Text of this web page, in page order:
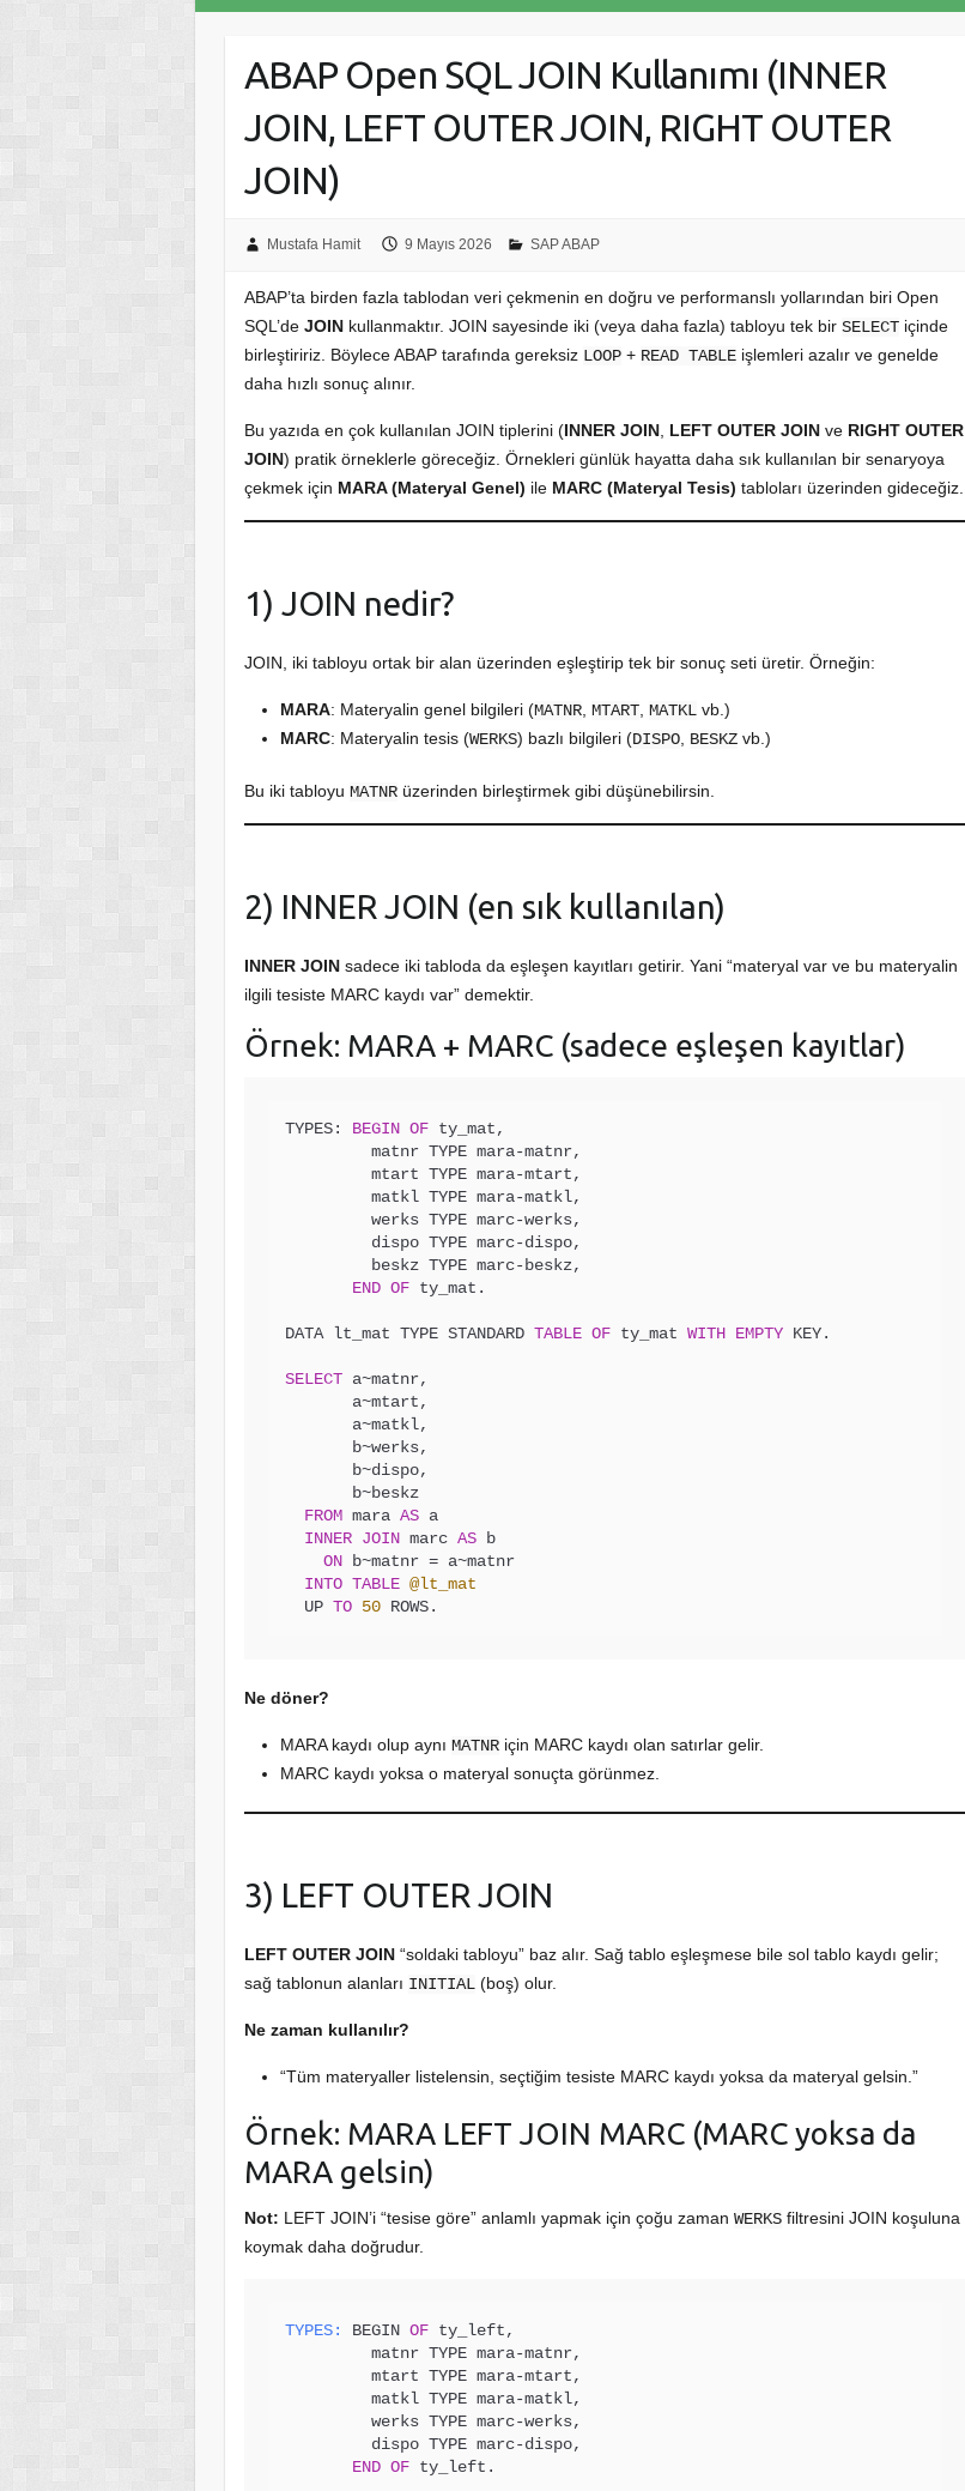
ABAP Open SQL JOIN Kullanımı (INNER
JOIN, LEFT OUTER JOIN, RIGHT OUTER
JOIN)
Mustafa Hamit 9 Mayıs 2026 SAP ABAP
ABAP’ta birden fazla tablodan veri çekmenin en doğru ve performanslı yollarından biri Open
SQL’deJOIN kullanmaktır. JOIN sayesinde iki (veya daha fazla) tabloyu tek birSELECT içinde
birleştiririz. Böylece ABAP tarafında gereksiz LOOP + READ TABLE işlemleri azalır ve genelde
daha hızlı sonuç alınır.
Bu yazıda en çok kullanılan JOIN tiplerini (INNER JOIN LEFT OUTER JOIN ve RIGHT OUTER
JOIN) pratik örneklerle göreceğiz. Örnekleri günlük hayatta daha sık kullanılan bir senaryoya
çekmek için MARA (Materyal Genel) ile MARC (Materyal Tesis) tabloları üzerinden gideceğiz.
1) JOIN nedir?
JOIN, iki tabloyu ortak bir alan üzerinden eşleştirip tek bir sonuç seti üretir. Örneğin:
MARA: Materyalin genel bilgileri (MATNR ,MTART ,MATKL vb.)
MARC: Materyalin tesis (WERKS) bazlı bilgileri (DISPO BESKZ vb.)
Bu iki tabloyuMATNR üzerinden birleştirmek gibi düşünebilirsin.
2) INNER JOIN (en sık kullanılan)
INNER JOIN sadece iki tabloda da eşleşen kayıtları getirir. Yani “materyal var ve bu materyalin
ilgili tesiste MARC kaydı var” demektir.
Örnek: MARA + MARC (sadece eşleşen kayıtlar)
TYPES: BEGIN OF ty_mat,
         matnr TYPE mara
-matnr,
         mtart TYPE mara
-mtart,
         matkl TYPE mara
-matkl,
         werks TYPE marc
-werks,
         dispo TYPE marc
-dispo,
         beskz TYPE marc
- beskz,
END OF ty_mat.
DATA lt_mat TYPE STANDARD TABLE OF ty_mat WITH EMPTY KEY.
SELECT a~matnr,
       a
~mtart,
       a
~matkl,
       b
~werks,
       b
~dispo,
       b
~beskz
FROM mara AS a
INNER JOIN marc AS b
ON b~matnr = a~matnr
INTO TABLE @lt_mat
  UP
TO 50 ROWS.
Ne döner?
MARA kaydı olup aynıMATNR için MARC kaydı olan satırlar gelir.
MARC kaydı yoksa o materyal sonuçta görünmez.
3) LEFT OUTER JOIN
LEFT OUTER JOIN “soldaki tabloyu” baz alır. Sağ tablo eşleşmese bile sol tablo kaydı gelir;
sağ tablonun alanları INITIAL (boş) olur.
Ne zaman kullanılır?
“Tüm materyaller listelensin, seçtiğim tesiste MARC kaydı yoksa da materyal gelsin.”
Örnek: MARA LEFT JOIN MARC (MARC yoksa da
MARA gelsin)
Not: LEFT JOIN’i “tesise göre” anlamlı yapmak için çoğu zamanWERKS filtresini JOIN koşuluna
koymak daha doğrudur.
TYPES: BEGIN OF ty_left,
         matnr TYPE mara-matnr,
         mtart TYPE mara-mtart,
         matkl TYPE mara-matkl,
         werks TYPE marc-werks,
END OF ty_left.